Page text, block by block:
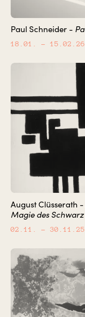
Paul Schneider -
18.01. – 15.02.26
August Clüsserath
Magie des Schwarz
02.11. – 30.11.25